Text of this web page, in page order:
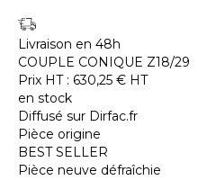
Livraison en 48h
COUPLE CONIQUE Z18/29
Prix HT : 630,25 € HT
en stock
Diffusé sur Dirfac.fr
Pièce origine
BEST SELLER
Pièce neuve défraîchie